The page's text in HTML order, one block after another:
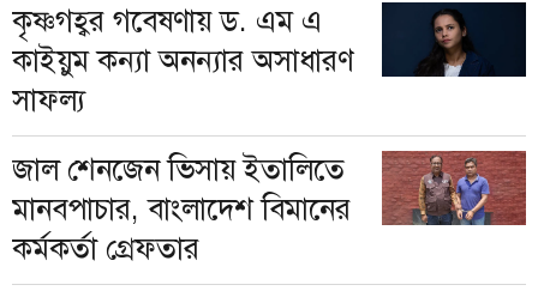
কৃষ্ণগহ্বর গবেষণায় ড. এম এ
কাইয়ুম কন্যা অনন্যার অসাধারণ
সাফল্য
জাল শেনজেন ভিসায় ইতালিতে
মানবপাচার, বাংলাদেশ বিমানের
কর্মকর্তা গ্রেফতার